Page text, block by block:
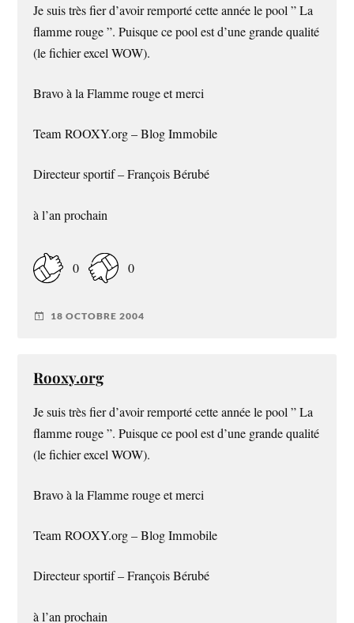
Je suis très fier d’avoir remporté cette année le pool ” La
flamme rouge ”. Puisque ce pool est d’une grande qualité
(le fichier excel WOW).
Bravo à la Flamme rouge et merci
Team ROOXY.org – Blog Immobile
Directeur sportif – François Bérubé
à l’an prochain
0 0
18 OCTOBRE 2004
Rooxy.org
Je suis très fier d’avoir remporté cette année le pool ” La
flamme rouge ”. Puisque ce pool est d’une grande qualité
(le fichier excel WOW).
Bravo à la Flamme rouge et merci
Team ROOXY.org – Blog Immobile
Directeur sportif – François Bérubé
à l’an prochain